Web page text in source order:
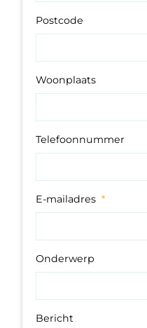
Postcode
Woonplaats
Telefoonnummer
E-mailadres *
Onderwerp
Bericht